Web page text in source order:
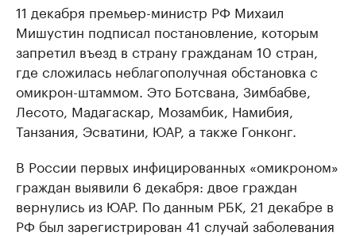
11 декабря премьер-министр РФ Михаил
Мишустин подписал постановление, которым
запретил въезд в страну гражданам 10 стран,
где сложилась неблагополучная обстановка с
омикрон-штаммом. Это Ботсвана, Зимбабве,
Лесото, Мадагаскар, Мозамбик, Намибия,
Танзания, Эсватини, ЮАР, а также Гонконг.
В России первых инфицированных «омикроном»
граждан выявили 6 декабря: двое граждан
вернулись из ЮАР. По данным РБК, 21 декабре в
РФ был зарегистрирован 41 случай заболевания